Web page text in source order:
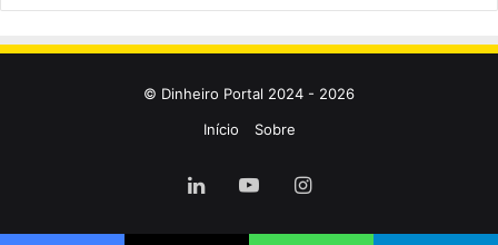
© Dinheiro Portal 2024 - 2026
Início
Sobre
LinkedinYouTubeInstagram